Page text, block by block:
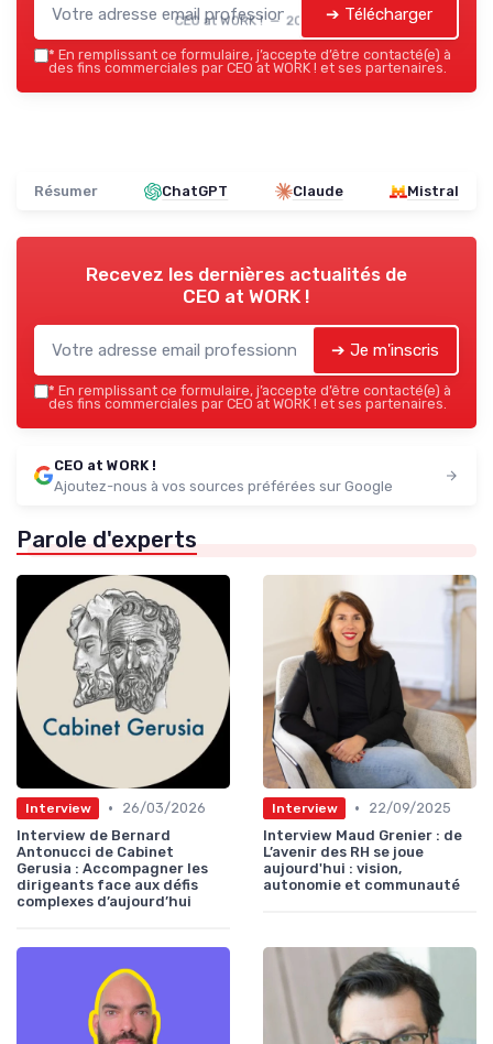
CEO at WORK ! — 2026 ➔ Télécharger
* En remplissant ce formulaire, j’accepte d’être contacté(e) à
des fins commerciales par CEO at WORK ! et ses partenaires.
Résumer ChatGPT Claude Mistral
Recevez les dernières actualités de
CEO at WORK !
➔ Je m'inscris
* En remplissant ce formulaire, j’accepte d’être contacté(e) à
des fins commerciales par CEO at WORK ! et ses partenaires.
CEO at WORK !
Ajoutez-nous à vos sources préférées sur Google
Parole d'experts
Interview •
26/03/2026
Interview de Bernard
Antonucci de Cabinet
Gerusia : Accompagner les
dirigeants face aux défis
complexes d’aujourd’hui
Interview •
22/09/2025
Interview Maud Grenier : de
L’avenir des RH se joue
aujourd'hui : vision,
autonomie et communauté